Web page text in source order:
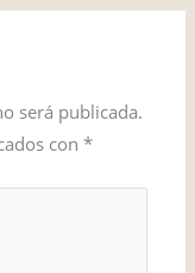
será publicada.
con*